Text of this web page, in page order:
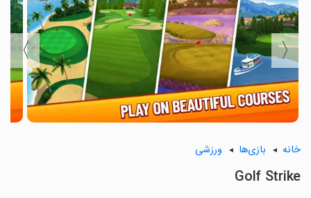
〈
〉
خانه بازی‌ها ورزشی
Golf Strike